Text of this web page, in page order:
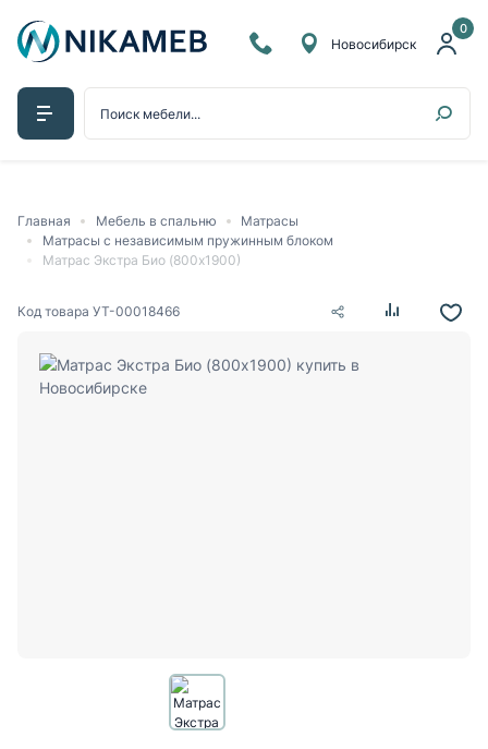
0
Новосибирск
Главная Мебель в спальню
Матрасы
Матрасы с независимым пружинным блоком
Матрас Экстра Био (800х1900)
Код товара УТ-00018466